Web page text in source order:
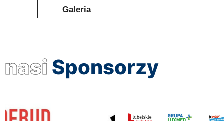
Galeria
nasi Sponsorzy